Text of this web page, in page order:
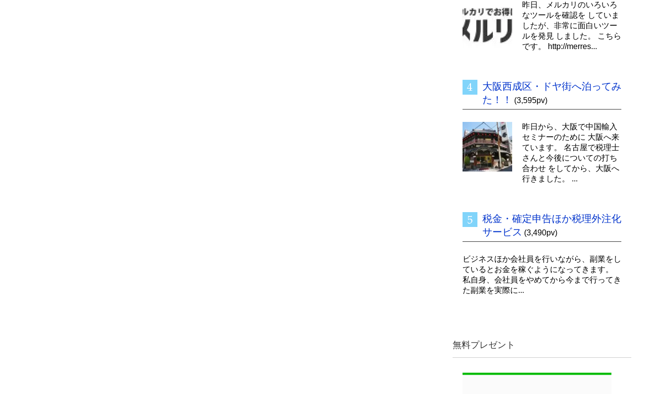
昨日、メルカリのいろいろ
なツールを確認を していま
したが、非常に面白いツー
ルを発見 しました。 こちら
です。 http://merres...
大阪西成区・ドヤ街へ泊ってみ
た！！
(3,595pv)
昨日から、大阪で中国輸入
セミナーのために 大阪へ来
ています。 名古屋で税理士
さんと今後についての打ち
合わせ をしてから、大阪へ
行きました。 ...
税金・確定申告ほか税理外注化
サービス (3,490pv)
ビジネスほか会社員を行いながら、副業をし
ているとお金を稼ぐようになってきます。
私自身、会社員をやめてから今まで行ってき
た副業を実際に...
無料プレゼント